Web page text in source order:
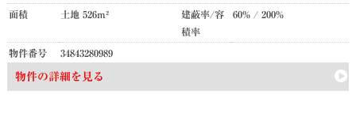
物件の詳細を見る
面積 土地 526m²
建蔽率/容
積率
60% / 200%
物件番号 34843280989